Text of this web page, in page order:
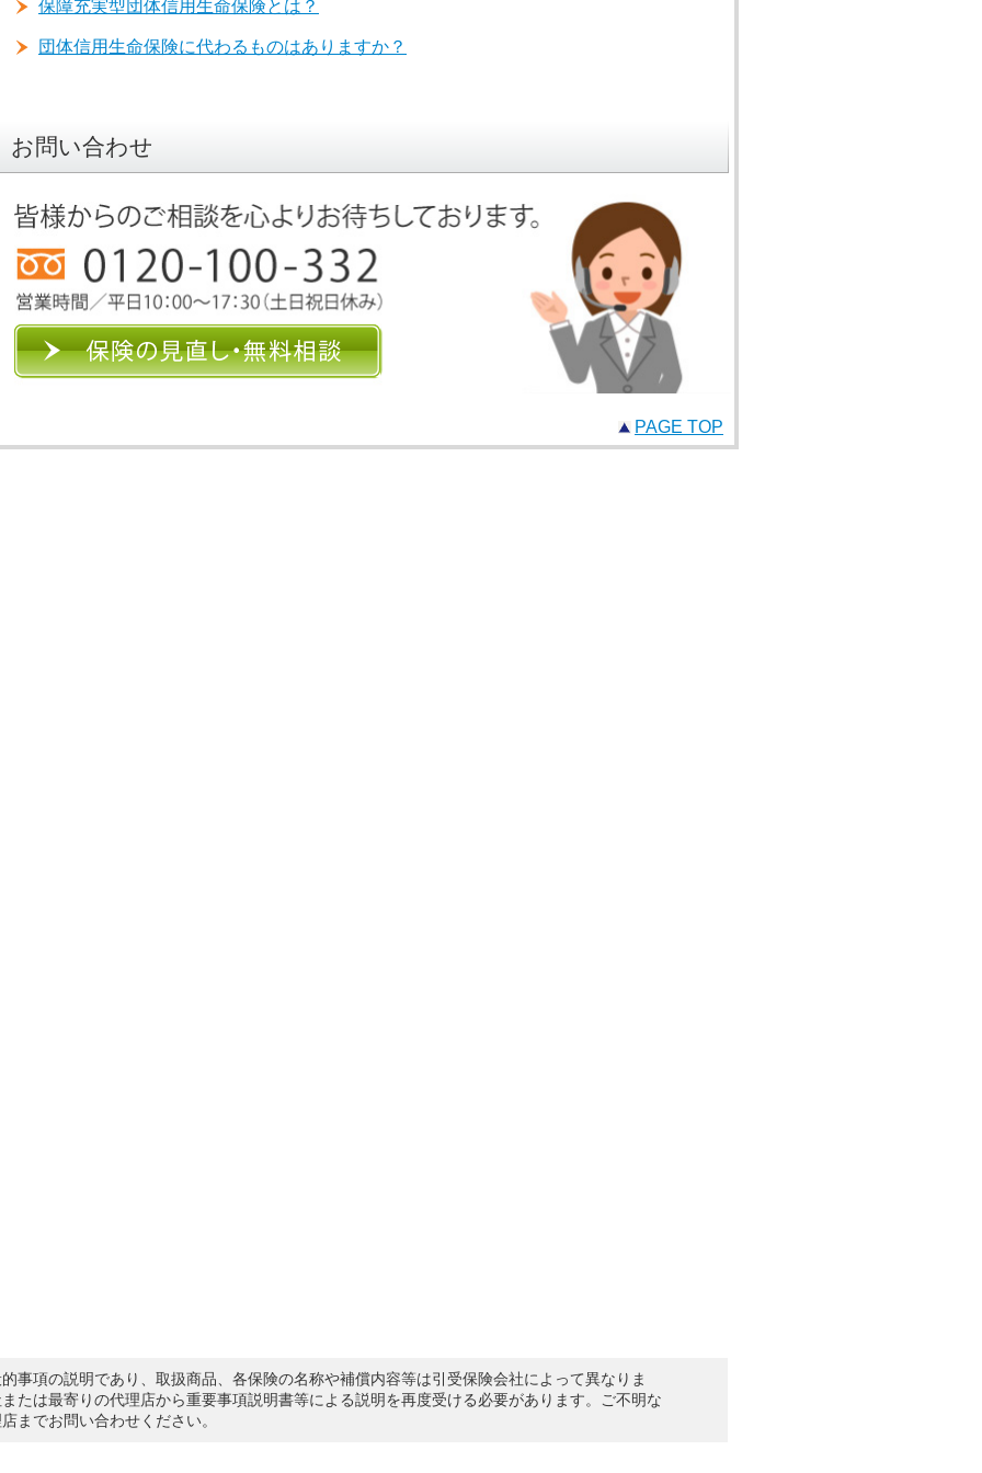
保障充実型団体信用生命保険とは？
団体信用生命保険に代わるものはありますか？
お問い合わせ
PAGE TOP
事項の説明であり、取扱商品、各保険の名称や補償内容等は引受保険会社によって異なりま
たは最寄りの代理店から重要事項説明書等による説明を再度受ける必要があります。ご不明な
までお問い合わせください。